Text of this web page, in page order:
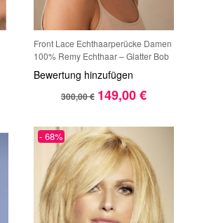
Front Lace Echthaarperücke Damen
100% Remy Echthaar – Glatter Bob
in Dunkelbraun mit Caramel
Highlights, Mittelscheitel, Natürlicher
Haaransatz
Bewertung hinzufügen
300,00 € 149,00 €
- 68%